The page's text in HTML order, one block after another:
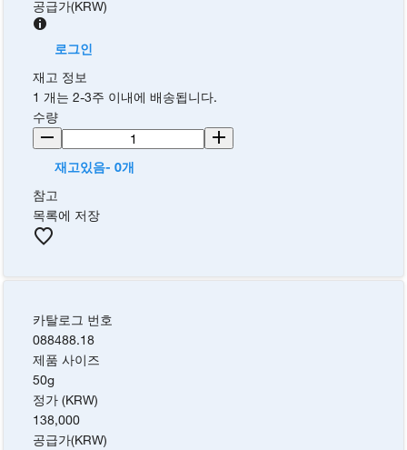
공급가(KRW)
로그인
재고 정보
1 개는 2-3주 이내에 배송됩니다.
수량
재고있음- 0개
참고
목록에 저장
카탈로그 번호
088488.18
제품 사이즈
50g
정가 (KRW)
138,000
공급가(KRW)